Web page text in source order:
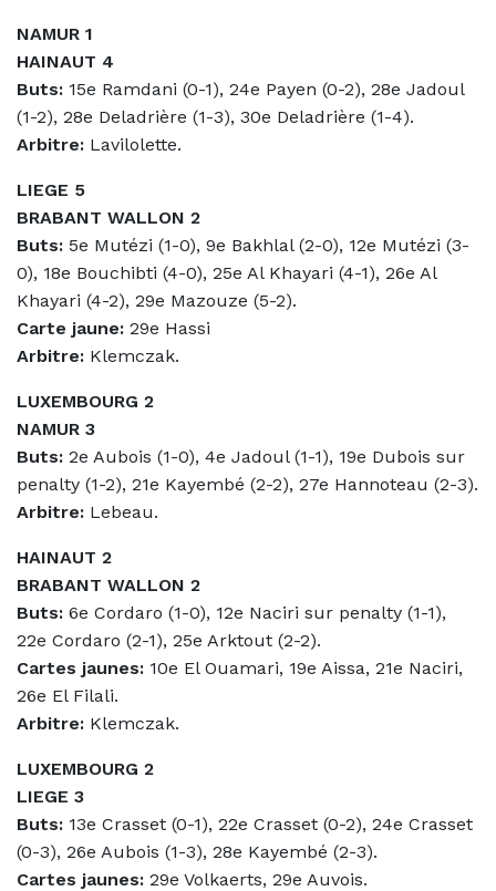
NAMUR 1
HAINAUT 4
Buts: 15e Ramdani (0-1), 24e Payen (0-2), 28e Jadoul
(1-2), 28e Deladrière (1-3), 30e Deladrière (1-4).
Arbitre: Lavilolette.
LIEGE 5
BRABANT WALLON 2
Buts: 5e Mutézi (1-0), 9e Bakhlal (2-0), 12e Mutézi (3-
0), 18e Bouchibti (4-0), 25e Al Khayari (4-1), 26e Al
Khayari (4-2), 29e Mazouze (5-2).
Carte jaune: 29e Hassi
Arbitre: Klemczak.
LUXEMBOURG 2
NAMUR 3
Buts: 2e Aubois (1-0), 4e Jadoul (1-1), 19e Dubois sur
penalty (1-2), 21e Kayembé (2-2), 27e Hannoteau (2-3).
Arbitre: Lebeau.
HAINAUT 2
BRABANT WALLON 2
Buts: 6e Cordaro (1-0), 12e Naciri sur penalty (1-1),
22e Cordaro (2-1), 25e Arktout (2-2).
Cartes jaunes: 10e El Ouamari, 19e Aissa, 21e Naciri,
26e El Filali.
Arbitre: Klemczak.
LUXEMBOURG 2
LIEGE 3
Buts: 13e Crasset (0-1), 22e Crasset (0-2), 24e Crasset
(0-3), 26e Aubois (1-3), 28e Kayembé (2-3).
Cartes jaunes: 29e Volkaerts, 29e Auvois.